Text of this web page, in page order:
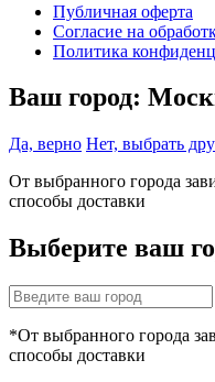
Публичная оферта
Согласие на
Политика
Ваш город:
Да, верно Нет, выбрать
От выбранного города
способы доставки
Выберите ваш
*От выбранного города
способы доставки